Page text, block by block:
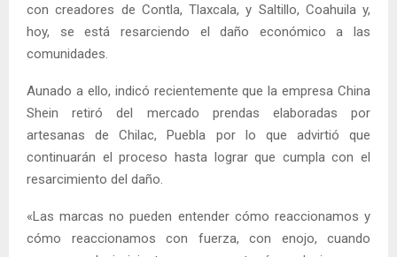
con creadores de Contla, Tlaxcala, y Saltillo, Coahuila y,
hoy, se está resarciendo el daño económico a las
comunidades.
Aunado a ello, indicó recientemente que la empresa China
Shein retiró del mercado prendas elaboradas por
artesanas de Chilac, Puebla por lo que advirtió que
continuarán el proceso hasta lograr que cumpla con el
resarcimiento del daño.
«Las marcas no pueden entender cómo reaccionamos y
cómo reaccionamos con fuerza, con enojo, cuando